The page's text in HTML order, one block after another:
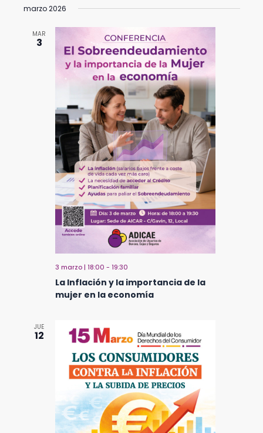
marzo 2026
MAR
3
La Inflación y la importancia de la
mujer en la economía
3 marzo | 18:00 - 19:30
JUE
12